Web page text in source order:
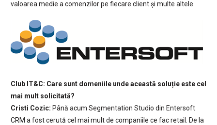
valoarea medie a comenzilor pe fiecare client și multe altele.
Club IT&C: Care sunt domeniile unde această soluție este cel
mai mult solicitată?
Cristi Cozic: Până acum Segmentation Studio din Entersoft
CRM a fost cerută cel mai mult de companiile ce fac retail. De la